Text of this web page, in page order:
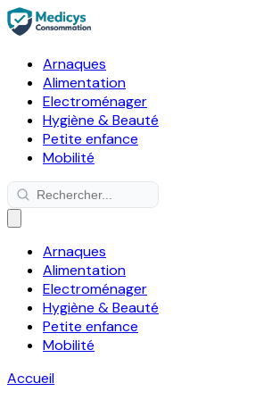
Arnaques
Alimentation
Electroménager
Hygiène & Beauté
Petite enfance
Mobilité
Arnaques
Alimentation
Electroménager
Hygiène & Beauté
Petite enfance
Mobilité
Accueil